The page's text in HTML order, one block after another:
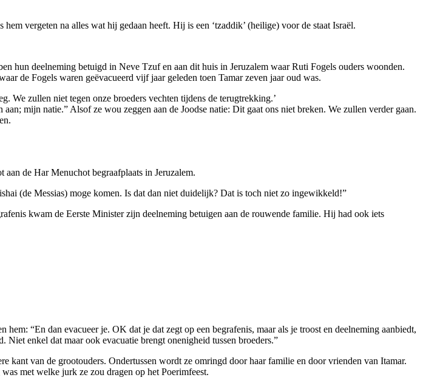
vergeten na alles wat hij gedaan heeft. Hij is een ‘tzaddik’ (heilige) voor de staat Israël.
hun deelneming betuigd in Neve Tzuf en aan dit huis in Jeruzalem waar Ruti Fogels ouders woonden.
de Fogels waren geëvacueerd vijf jaar geleden toen Tamar zeven jaar oud was.
We zullen niet tegen onze broeders vechten tijdens de terugtrekking.’
mijn natie.” Alsof ze wou zeggen aan de Joodse natie: Dit gaat ons niet breken. We zullen verder gaan.
de Har Menuchot begraafplaats in Jeruzalem.
(de Messias) moge komen. Is dat dan niet duidelijk? Dat is toch niet zo ingewikkeld!”
kwam de Eerste Minister zijn deelneming betuigen aan de rouwende familie. Hij had ook iets
“En dan evacueer je. OK dat je dat zegt op een begrafenis, maar als je troost en deelneming aanbiedt,
enkel dat maar ook evacuatie brengt onenigheid tussen broeders.”
van de grootouders. Ondertussen wordt ze omringd door haar familie en door vrienden van Itamar.
met welke jurk ze zou dragen op het Poerimfeest.